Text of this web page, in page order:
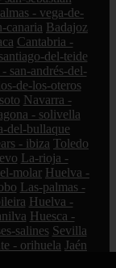
- vega-de-
canaria Badajoz
Cantabria -
del-teide
san-andrés-del-
de-los-oteros
Navarra -
- solivella
del-bullaque
- ibiza Toledo
La-rioja -
molar Huelva -
Las-palmas -
Huelva -
Huesca -
salines Sevilla
- orihuela Jaén